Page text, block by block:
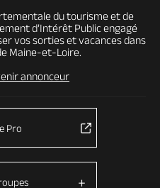
du tourisme et de
d’Intérêt Public engagé
vos sorties et vacances dans
Maine-et-Loire.
annonceur
Pro